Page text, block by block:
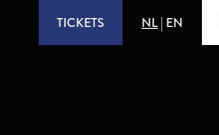
TICKETS NL | EN